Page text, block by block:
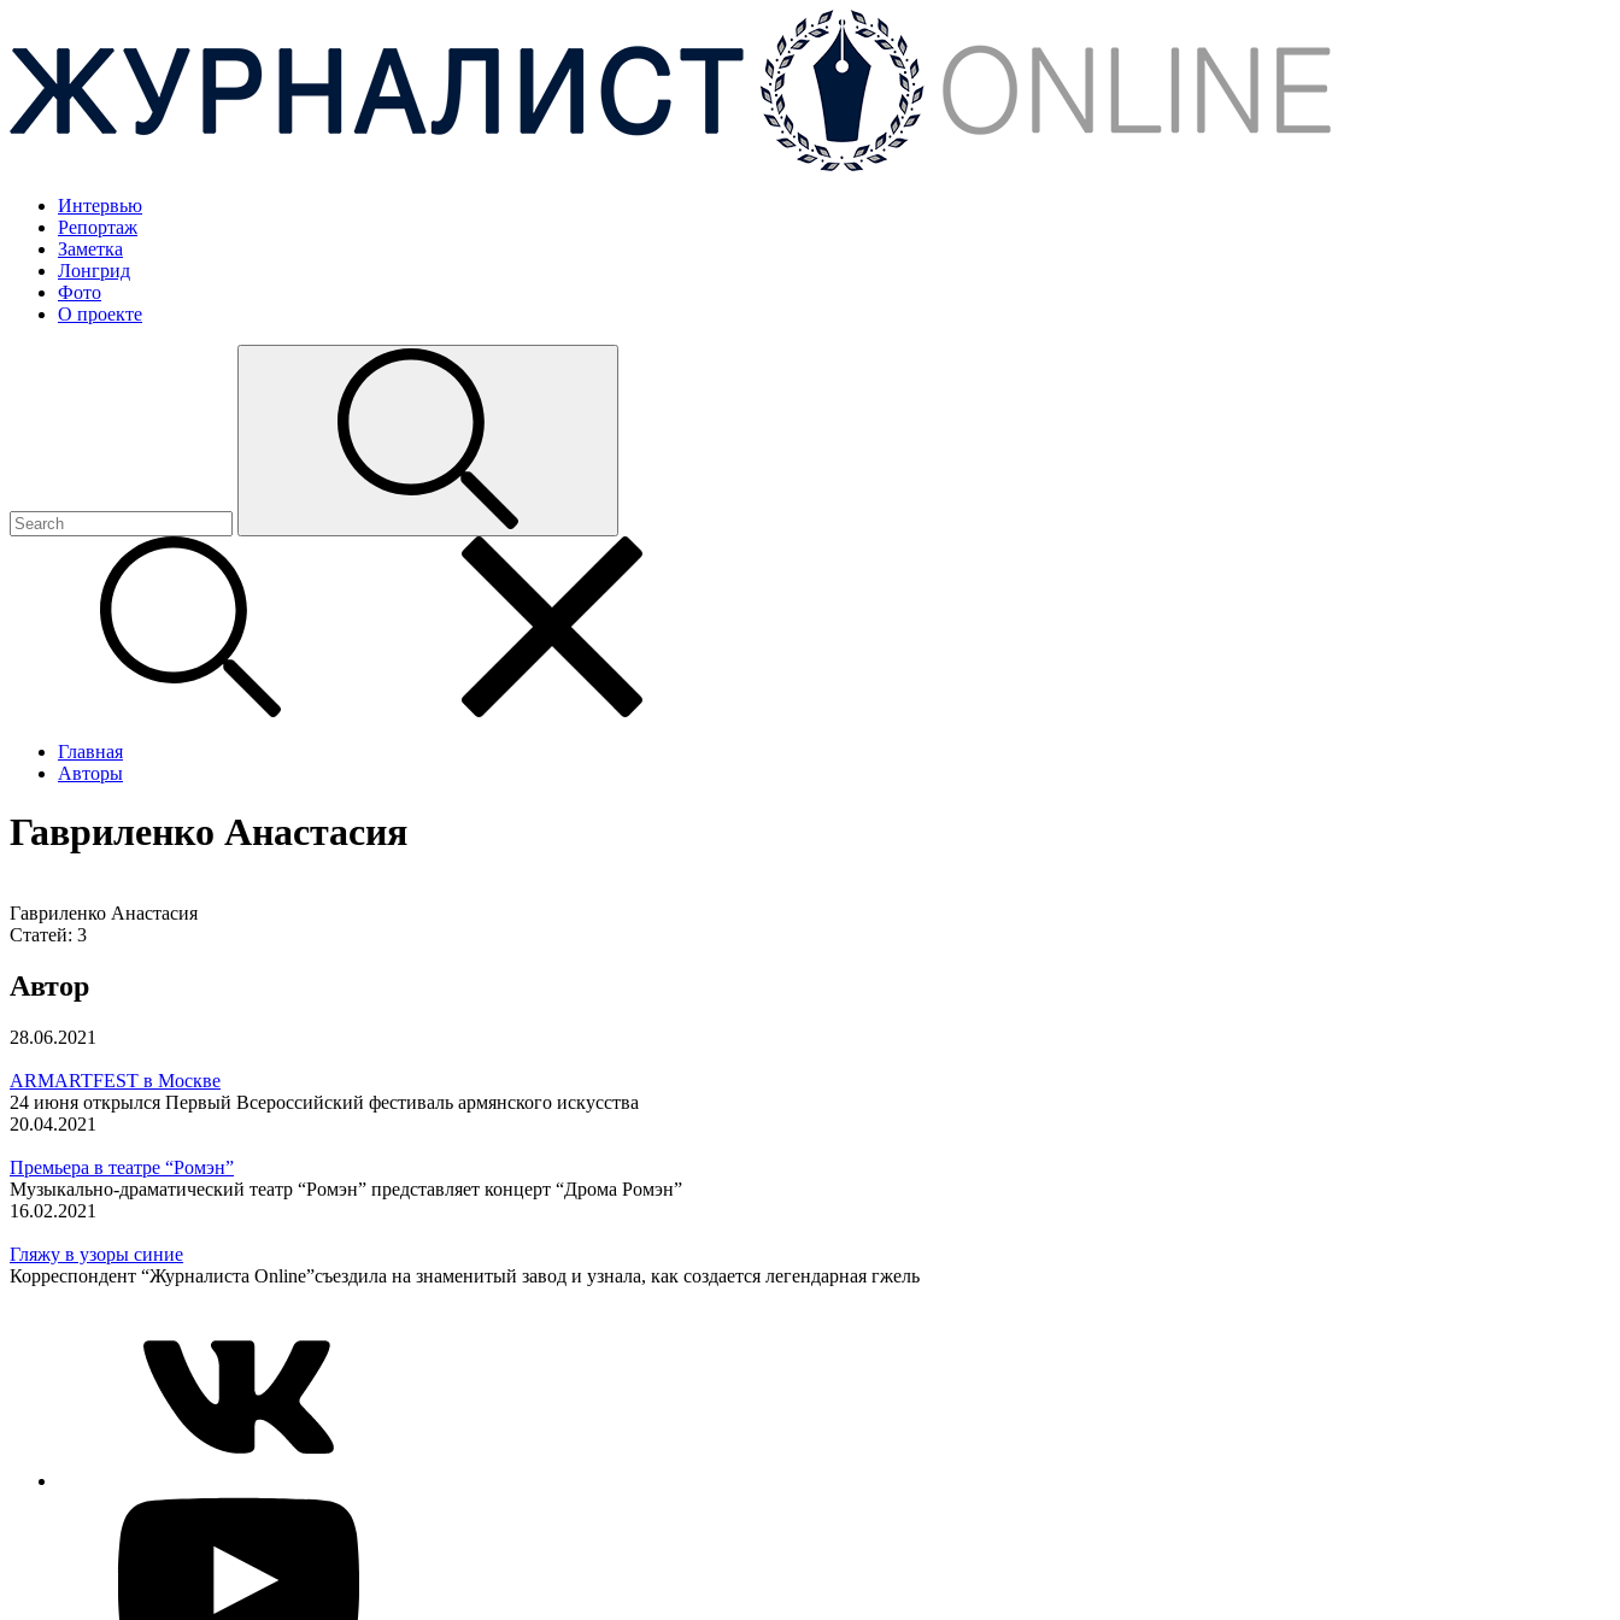
Интервью
Репортаж
Заметка
Лонгрид
Фото
О проекте
Главная
Авторы
Гавриленко Анастасия
Гавриленко Анастасия
Статей: 3
Автор
28.06.2021
ARMARTFEST в Москве
24 июня открылся Первый Всероссийский фестиваль армянского искусства
20.04.2021
Премьера в театре “Ромэн”
Музыкально-драматический театр “Ромэн” представляет концерт “Дрома Ромэн”
16.02.2021
Гляжу в узоры синие
Корреспондент “Журналиста Online”съездила на знаменитый завод и узнала, как создается легендарная гжель